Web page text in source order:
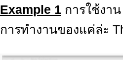
Example 1 การใช้งา
การทำงานของแค่ล่ะ